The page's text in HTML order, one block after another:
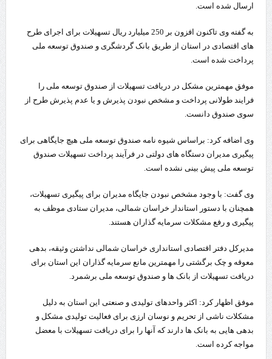
ارسال شده است.
به گفته وی تاکنون افزون بر 250 میلیارد ریال تسهیلات برای اجرای طرح
های اقتصادی در استان از طریق بانک گردشگری و صندوق توسعه ملی
پرداخت شده است.
موفق مهمترین مشکل در دریافت تسهیلات از صندوق توسعه ملی را
فرایند طولانی پرداخت و مشخص نبودن پذیرش و یا عدم پذیرش طرح از
سوی صندوق دانست.
وی اضافه کرد: براساس شیوه نامه صندوق توسعه ملی هیچ جایگاهی برای
پیگیری مدیران دستگاه های دولتی در فرآیند پرداخت تسهیلات صندوق
توسعه ملی پیش بینی نشده است.
وی گفت: با وجود مشخص نبودن جایگاه مدیران برای پیگیری تسهیلات،
همچنان با دستور استاندار خراسان شمالی، مدیران ستادی موظف به
پیگیری و رفع مشکلات سرمایه گذاران هستند.
مدیرکل دفتر اقتصادی استانداری خراسان شمالی نداشتن وثیقه، بدهی
معوقه و چک برگشتی را مهمترین مانع سرمایه گذاران این استان برای
دریافت تسهیلات از بانک ها و صندوق توسعه ملی برشمرد.
موفق اظهار کرد: اکثر واحدهای تولیدی و صنعتی این استان به دلیل
مشکلات ناشی از تحریم و نوسان ارزی برای فعالیت تولیدی مشکل و
بدهی هایی به بانک ها دارند که آنها را برای دریافت تسهیلات با معضل
مواجه کرده است.